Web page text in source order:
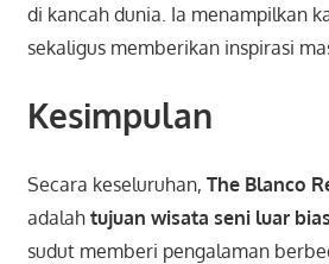
di kancah dunia. Ia menampilkan
sekaligus memberikan inspirasi
Kesimpulan
Secara keseluruhan, The Blanco
adalah tujuan wisata seni luar
sudut memberi pengalaman